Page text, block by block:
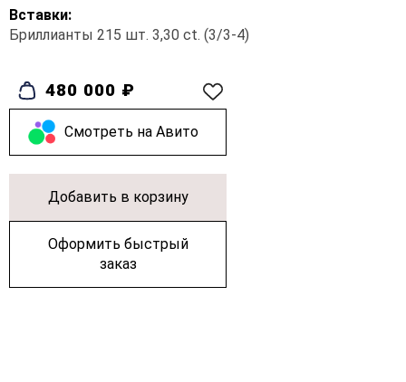
Вставки:
Бриллианты 215 шт. 3,30 ct. (3/3-4)
480 000 ₽
Cмотреть на Авито
Добавить в корзину
Оформить быстрый
заказ